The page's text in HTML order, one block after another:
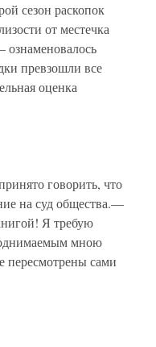
сезон раскопок
от местечка
превзошли все
оценка
говорить, что
на суд общества.—
Я требую
мною
пересмотрены сами